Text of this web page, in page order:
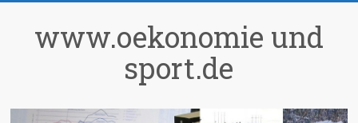
springenwww.oekonomie und
sport.de